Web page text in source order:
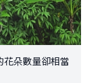
花朵數量卻相當